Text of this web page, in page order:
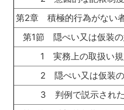
第2章 積極的行為がない
第1節 隠ぺい又は仮装
1 実務上の取扱い
2 隠ぺい又は仮装
3 判例で説示され